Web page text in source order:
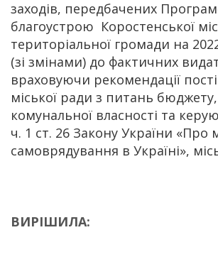
заходів, передбачених
благоустрою Коростенської
територіальної громади на
(зі змінами) до фактичних
враховуючи рекомендації
міської ради з питань
комунальної власності та
ч. 1 ст. 26 Закону України «Про
самоврядування в Україні»,
ВИРІШИЛА: